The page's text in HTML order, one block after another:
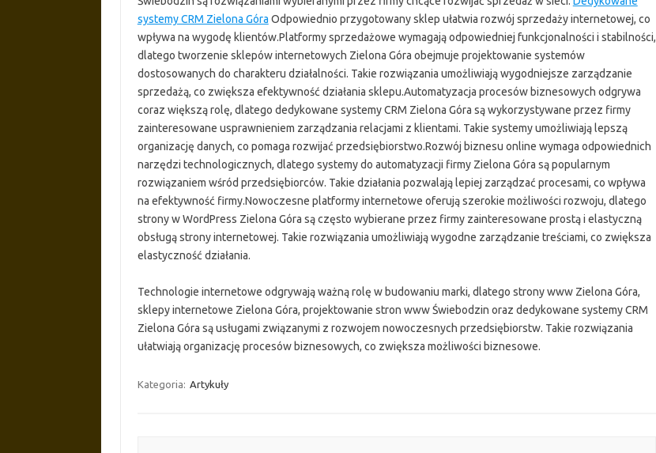
systemy CRM Zielona Góra Odpowiednio przygotowany sklep ułatwia rozwój sprzedaży internetowej, co
wpływa na wygodę klientów.Platformy sprzedażowe wymagają odpowiedniej funkcjonalności i stabilności,
dlatego tworzenie sklepów internetowych Zielona Góra obejmuje projektowanie systemów
dostosowanych do charakteru działalności. Takie rozwiązania umożliwiają wygodniejsze zarządzanie
sprzedażą, co zwiększa efektywność działania sklepu.Automatyzacja procesów biznesowych odgrywa
coraz większą rolę, dlatego dedykowane systemy CRM Zielona Góra są wykorzystywane przez firmy
zainteresowane usprawnieniem zarządzania relacjami z klientami. Takie systemy umożliwiają lepszą
organizację danych, co pomaga rozwijać przedsiębiorstwo.Rozwój biznesu online wymaga odpowiednich
narzędzi technologicznych, dlatego systemy do automatyzacji firmy Zielona Góra są popularnym
rozwiązaniem wśród przedsiębiorców. Takie działania pozwalają lepiej zarządzać procesami, co wpływa
na efektywność firmy.Nowoczesne platformy internetowe oferują szerokie możliwości rozwoju, dlatego
strony w WordPress Zielona Góra są często wybierane przez firmy zainteresowane prostą i elastyczną
obsługą strony internetowej. Takie rozwiązania umożliwiają wygodne zarządzanie treściami, co zwiększa
elastyczność działania.
Technologie internetowe odgrywają ważną rolę w budowaniu marki, dlatego strony www Zielona Góra,
sklepy internetowe Zielona Góra, projektowanie stron www Świebodzin oraz dedykowane systemy CRM
Zielona Góra są usługami związanymi z rozwojem nowoczesnych przedsiębiorstw. Takie rozwiązania
ułatwiają organizację procesów biznesowych, co zwiększa możliwości biznesowe.
Kategoria: Artykuły